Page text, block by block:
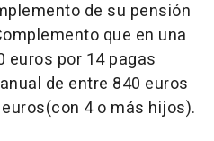
de su pensión
que en una
euros por 14 pagas
de entre 840 euros
4 o más hijos).